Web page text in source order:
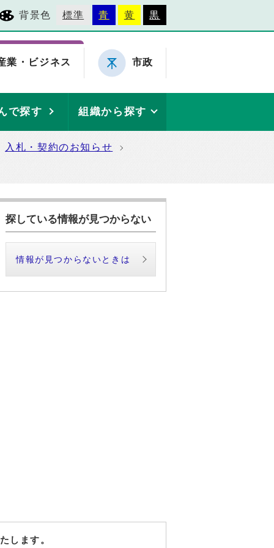
背景色 標準 青 黄 黒
業・ビジネス 市政
で探す 組織から探す
入札・契約のお知らせ
探している情報が見つからない
情報が見つからないときは
します。